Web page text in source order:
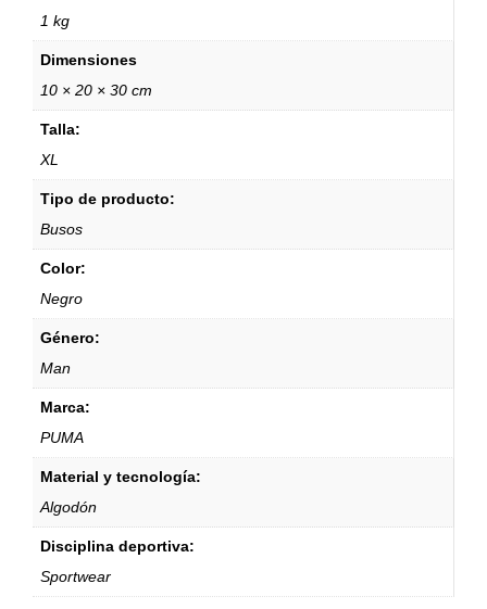
1 kg
Dimensiones
10 × 20 × 30 cm
Talla:
XL
Tipo de producto:
Busos
Color:
Negro
Género:
Man
Marca:
PUMA
Material y tecnología:
Algodón
Disciplina deportiva:
Sportwear